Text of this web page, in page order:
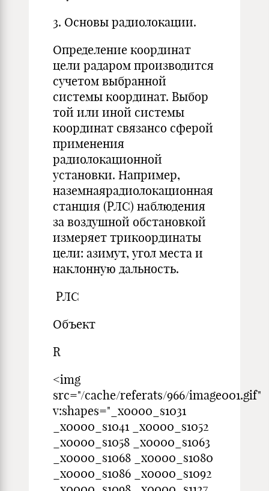
3. Основы радиолокации.
Определение координат
цели радаром производится
сучетом выбранной
системы координат. Выбор
той или иной системы
координат связансо сферой
применения
радиолокационной
установки. Например,
наземнаярадиолокационная
станция (РЛС) наблюдения
за воздушной обстановкой
измеряет трикоординаты
цели: азимут, угол места и
наклонную дальность.
РЛС
Объект
R
<img
src="/cache/referats/966/image001.gif"
v:shapes="_x0000_s1031
_x0000_s1041 _x0000_s1052
_x0000_s1058 _x0000_s1063
_x0000_s1068 _x0000_s1080
_x0000_s1086 _x0000_s1092